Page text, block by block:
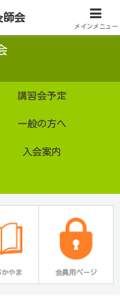
講習会予定
一般の方へ
入会案内
かやま 会員用ページ
師会
メインメニュー